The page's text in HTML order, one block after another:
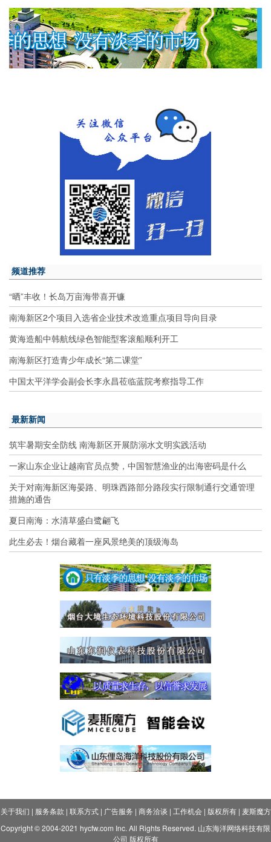
频道推荐
“晒”丰收！长岛万亩海带喜开镰
南海新区2个项目入选省企业技术改造重点项目导向目录
黄海造船中韩航线绿色智能型客滚船顺利开工
南海新区打造青少年成长“第二课堂”
中国太平洋学会副会长李永昌莅临蓝院考察指导工作
最新新闻
筑牢暑期安全防线 南海新区开展防溺水文明实践活动
一家山东企业让越南官员点赞，中国智慧渔业的出海密码是什么
关于对南海新区海晏路、明珠西路部分路段实行限制通行交通管理
措施的通告
夏日南海：水清草盛白鹭翩飞
此生必去！烟台藏着一座风景绝美的顶级海岛
关于我们 | 服务条款 | 联系方式| 广告服务 | 商务洽谈 | 工作机会| 版权所有| 麦斯魔方
Copyright © 2004-2021 hycfw.com Inc. All Rights Reserved. 山东海洋网络科技有限
公司 版权所有